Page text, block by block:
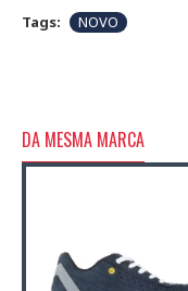
Tags: NOVO
DA MESMA MARCA